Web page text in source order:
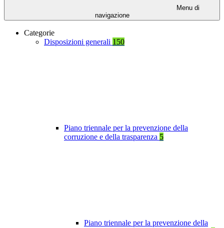
Menu di
navigazione
Categorie
Disposizioni generali 150
Piano triennale per la prevenzione della
corruzione e della trasparenza 5
Piano triennale per la prevenzione della